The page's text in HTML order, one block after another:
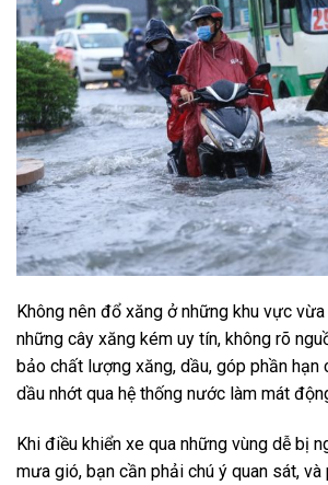
Không nên đổ xăng ở những khu vực
những cây xăng kém uy tín, không rõ
bảo chất lượng xăng, dầu, góp phần hạn
dầu nhớt qua hệ thống nước làm mát
Khi điều khiển xe qua những vùng dễ bị
mưa gió, bạn cần phải chú ý quan sát, và